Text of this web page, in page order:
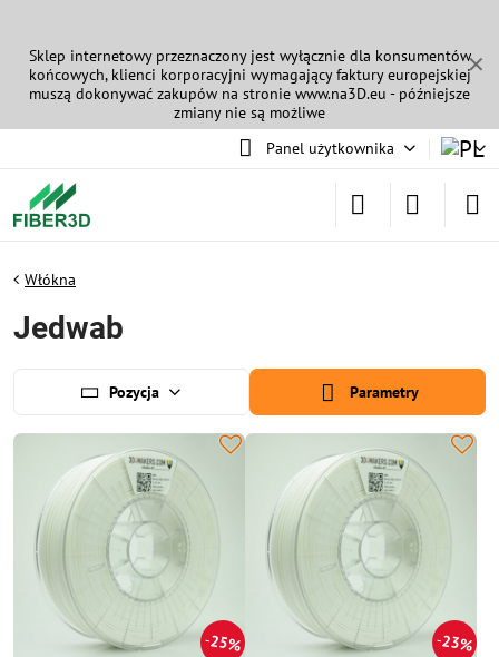
✕
Sklep internetowy przeznaczony jest wyłącznie dla konsumentów
końcowych, klienci korporacyjni wymagający faktury europejskiej
muszą dokonywać zakupów na stronie www.na3D.eu - późniejsze
zmiany nie są możliwe
Panel użytkownika
Włókna
Jedwab
Pozycja Parametry
25% 23%